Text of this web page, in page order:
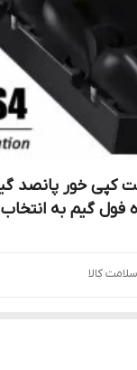
استیشن 4 فت کپی خور
فول گیم به
کالا